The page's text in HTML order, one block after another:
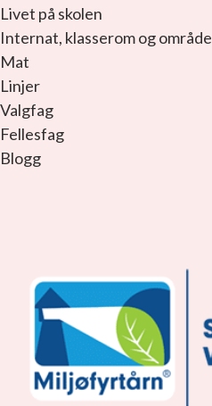
Livet på skolen
Internat, klasserom og område
Mat
Linjer
Valgfag
Fellesfag
Blogg